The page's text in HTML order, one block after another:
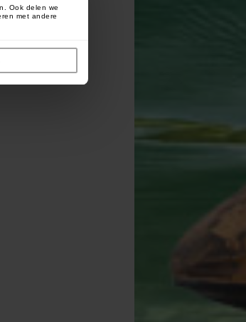
Ook delen we
met andere